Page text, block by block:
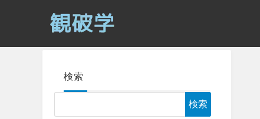
検索
検索